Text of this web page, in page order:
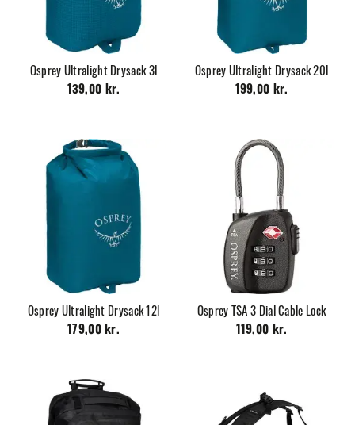
Osprey Ultralight Drysack 3l
139,00 kr.
Osprey Ultralight Drysack 20l
199,00 kr.
Osprey Ultralight Drysack 12l
179,00 kr.
Osprey TSA 3 Dial Cable Lock
119,00 kr.